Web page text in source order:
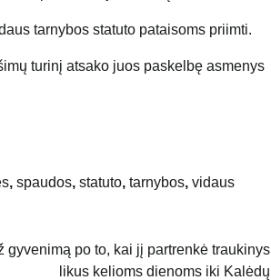
tarnybos statuto pataisoms priimti.
turinį atsako juos paskelbę asmenys
, spaudos, statuto, tarnybos, vidaus
gyvenimą po to, kai jį partrenkė traukinys
likus kelioms dienoms iki Kalėdų